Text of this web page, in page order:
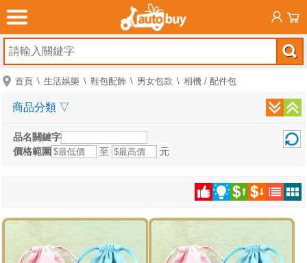
首頁 生活娛樂 鞋包配飾 男女包款 相機 / 配件包
品名關鍵字
價格範圍
至 元
商品分類 ▽